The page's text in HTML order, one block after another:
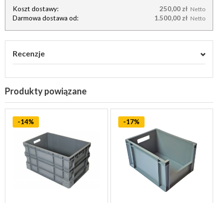
Koszt dostawy: 250,00 zł Netto
Darmowa dostawa od: 1.500,00 zł Netto
Recenzje
Produkty powiązane
-14% -17%